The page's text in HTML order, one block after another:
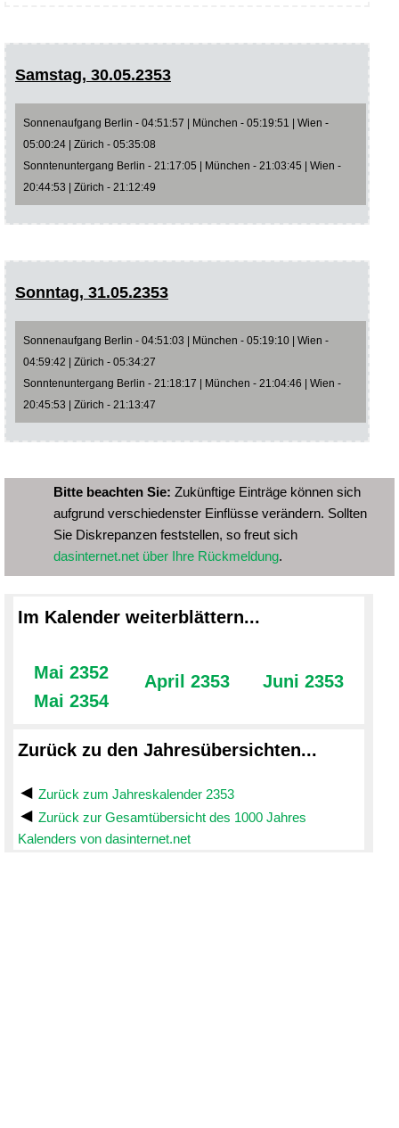
Samstag, 30.05.2353
Sonnenaufgang Berlin - 04:51:57 | München - 05:19:51 | Wien -
05:00:24 | Zürich - 05:35:08
Sonntenuntergang Berlin - 21:17:05 | München - 21:03:45 | Wien -
20:44:53 | Zürich - 21:12:49
Sonntag, 31.05.2353
Sonnenaufgang Berlin - 04:51:03 | München - 05:19:10 | Wien -
04:59:42 | Zürich - 05:34:27
Sonntenuntergang Berlin - 21:18:17 | München - 21:04:46 | Wien -
20:45:53 | Zürich - 21:13:47
Bitte beachten Sie: Zukünftige Einträge können sich
aufgrund verschiedenster Einflüsse verändern. Sollten
Sie Diskrepanzen feststellen, so freut sich
dasinternet.net über Ihre Rückmeldung.
Im Kalender weiterblättern...
Mai 2352
Mai 2354
April 2353 Juni 2353
Zurück zu den Jahresübersichten...
Zurück zum Jahreskalender 2353
Zurück zur Gesamtübersicht des 1000 Jahres
Kalenders von dasinternet.net